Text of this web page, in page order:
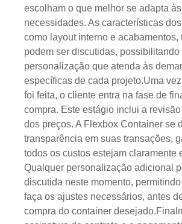
escolham o que melhor se adapta
necessidades. As características
como layout interno e acabamentos,
podem ser discutidas, possibilitando
personalização que atenda às
específicas de cada projeto.Uma
foi feita, o cliente entra na fase de
compra. Este estágio inclui a
dos preços. A Flexbox Container se
transparência em suas transações,
todos os custos estejam claramente
Qualquer personalização adicional
discutida neste momento,
faça os ajustes necessários, antes
compra do container